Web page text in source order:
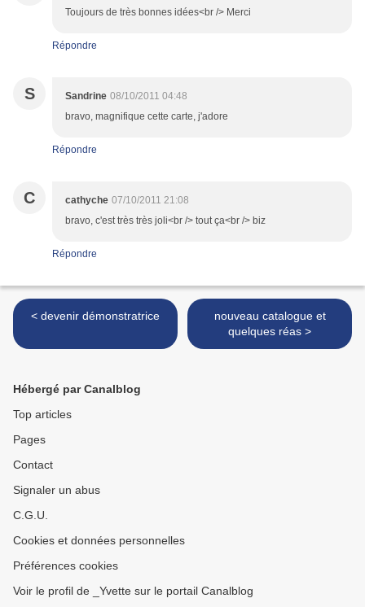
Toujours de très bonnes idées<br /> Merci
Répondre
S Sandrine 08/10/2011 04:48
bravo, magnifique cette carte, j'adore
Répondre
C cathyche 07/10/2011 21:08
bravo, c'est très très joli<br /> tout ça<br /> biz
Répondre
< devenir démonstratrice
nouveau catalogue et
quelques réas >
Hébergé par Canalblog
Top articles
Pages
Contact
Signaler un abus
C.G.U.
Cookies et données personnelles
Préférences cookies
Voir le profil de _Yvette sur le portail Canalblog